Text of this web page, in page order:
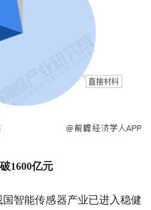
1600亿元
智能传感器产业已进入稳健